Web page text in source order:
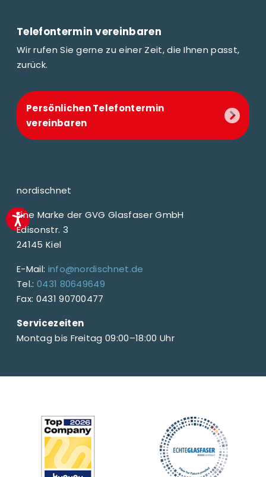
Telefontermin vereinbaren
Wir rufen Sie gerne zu einer Zeit, die Ihnen passt,
zurück.
Persönlichen Telefontermin
vereinbaren
nordischnet
Eine Marke der GVG Glasfaser GmbH
Edisonstr. 3
24145 Kiel
E-Mail: info@nordischnet.de
Tel.: 0431 80649649
Fax: 0431 90700477
Servicezeiten
Montag bis Freitag 09:00–18:00 Uhr